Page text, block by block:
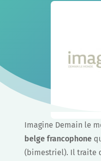
Imagine Demain le
belge francophone
(bimestriel). Il traite